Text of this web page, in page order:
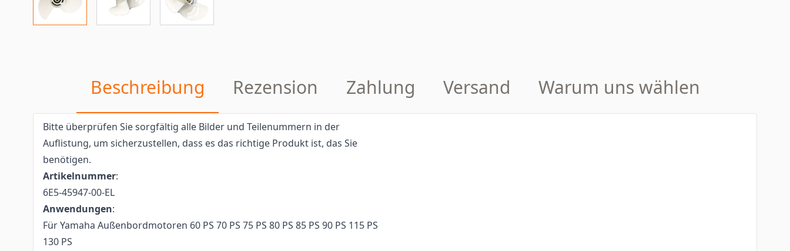
Beschreibung Rezension Zahlung Versand Warum uns wählen
Bitte überprüfen Sie sorgfältig alle Bilder und Teilenummern in der
Auflistung, um sicherzustellen, dass es das richtige Produkt ist, das Sie
benötigen.
Artikelnummer:
6E5-45947-00-EL
Anwendungen:
Für Yamaha Außenbordmotoren 60 PS 70 PS 75 PS 80 PS 85 PS 90 PS 115 PS
130 PS